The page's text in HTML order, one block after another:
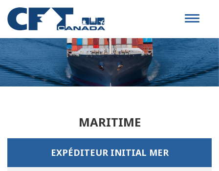
Toggle
MARITIME
EXPÉDITEUR INITIAL MER